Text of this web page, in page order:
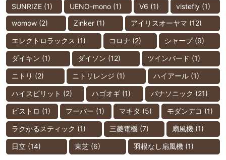
SUNRIZE (1) UENO-mono (1) V6 (1) vistefly(1)
womow (2) Zinker (1) アイリスオーヤマ (12)
エレクトロラックス (1) コロナ (2) シャープ(9)
ダイキン (1) ダイソン (12) ツインバード (1)
ニトリ (2) ニトリレンジ (1) ハイアール (1)
ハイスピリット (2) ハゴオギ (1) パナソニック (21)
ビストロ (1) フーバー (1) マキタ (5) モダンデコ (1)
ラクかるスティック (1) 三菱電機 (7) 扇風機 (1)
日立 (14) 東芝(6) 羽根なし扇風機 (1)